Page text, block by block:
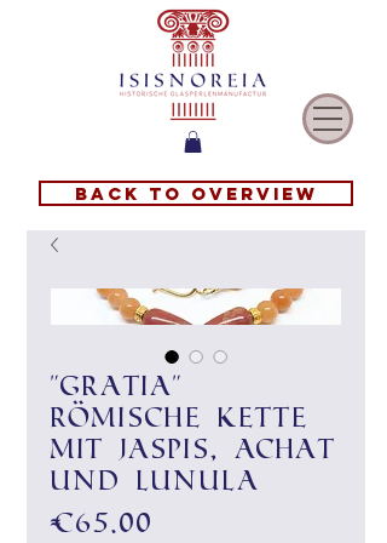
Back to overview
"Gratia"
römische Kette
mit Jaspis, Achat
und Lunula
€65.00